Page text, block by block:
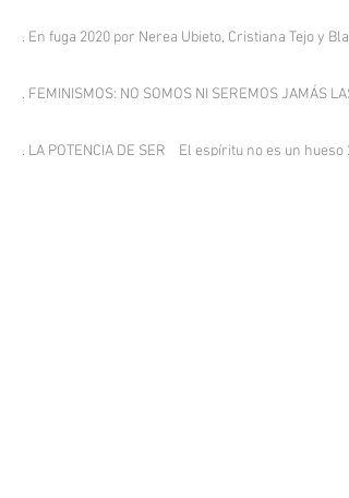
. En fuga 2020 por Nerea Ubieto, Cristiana Tejo y
. FEMINISMOS: NO SOMOS NI SEREMOS JAMÁS
. LA POTENCIA DE SER _ El espíritu no es un hueso